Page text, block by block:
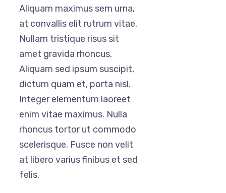
Aliquam maximus sem urna,
at convallis elit rutrum vitae.
Nullam tristique risus sit
amet gravida rhoncus.
Aliquam sed ipsum suscipit,
dictum quam et, porta nisl.
Integer elementum laoreet
enim vitae maximus. Nulla
rhoncus tortor ut commodo
scelerisque. Fusce non velit
at libero varius finibus et sed
felis.